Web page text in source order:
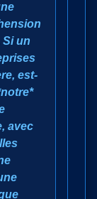
Si un
est-
avec